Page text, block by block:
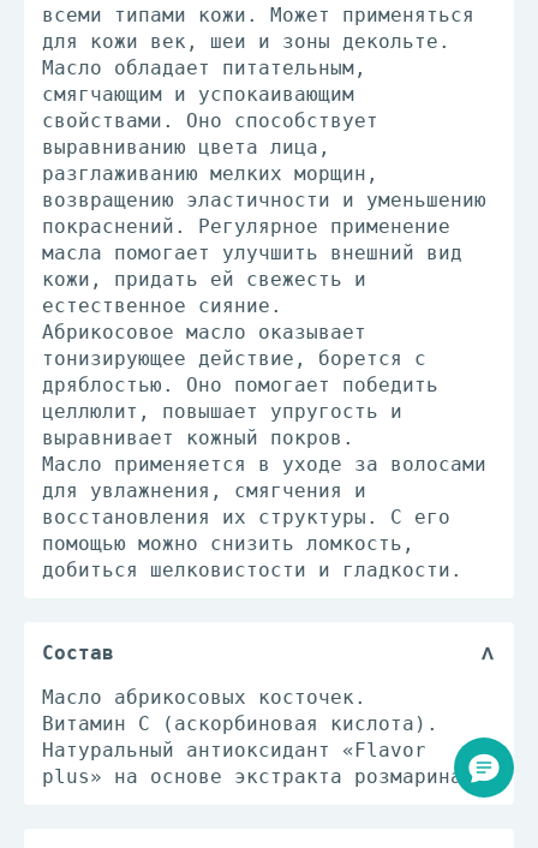
всеми типами кожи. Может применяться
для кожи век, шеи и зоны декольте.
Масло обладает питательным,
смягчающим и успокаивающим
свойствами. Оно способствует
выравниванию цвета лица,
разглаживанию мелких морщин,
возвращению эластичности и уменьшению
покраснений. Регулярное применение
масла помогает улучшить внешний вид
кожи, придать ей свежесть и
естественное сияние.
Абрикосовое масло оказывает
тонизирующее действие, борется с
дряблостью. Оно помогает победить
целлюлит, повышает упругость и
выравнивает кожный покров.
Масло применяется в уходе за волосами
для увлажнения, смягчения и
восстановления их структуры. С его
помощью можно снизить ломкость,
добиться шелковистости и гладкости.
Состав
Масло абрикосовых косточек.
Витамин С (аскорбиновая кислота).
Натуральный антиоксидант «Flavor
plus» на основе экстракта розмарина.